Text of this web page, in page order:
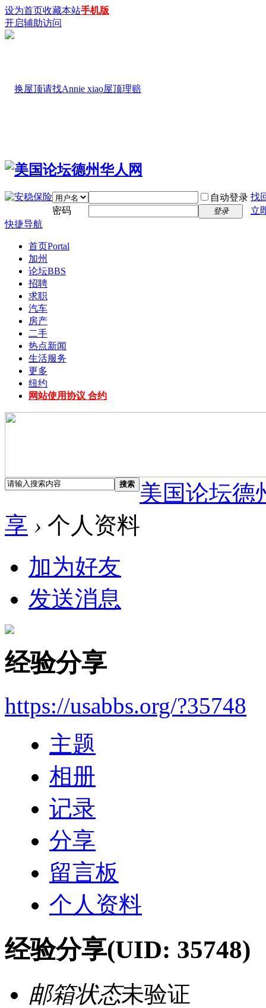
设为首页收藏本站手机版
开启辅助访问
自动登录 找
密码
登录
立
快捷导航
首页Portal
加州
论坛BBS
招聘
求职
汽车
房产
二手
热点新闻
生活服务
更多
纽约
网站使用协议 合约
搜索
美国论坛德
享 › 个人资料
加为好友
发送消息
经验分享
https://usabbs.org/?35748
主题
相册
记录
分享
留言板
个人资料
经验分享(UID: 35748)
邮箱状态未验证